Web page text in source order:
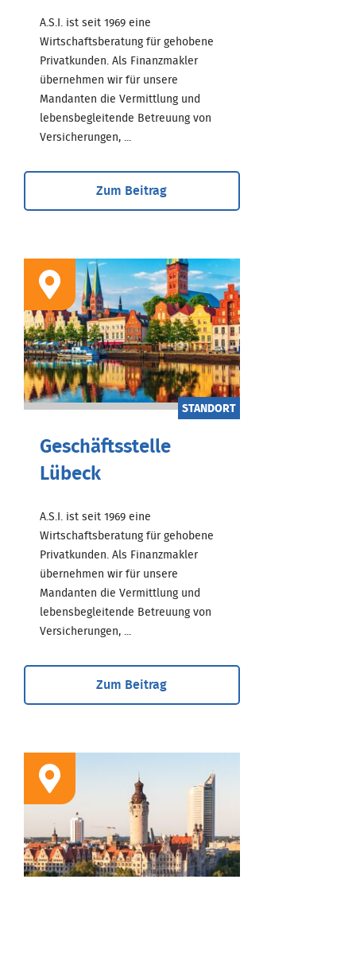
A.S.I. ist seit 1969 eine
Wirtschaftsberatung für gehobene
Privatkunden. Als Finanzmakler
übernehmen wir für unsere
Mandanten die Vermittlung und
lebensbegleitende Betreuung von
Versicherungen, ...
Zum Beitrag
STANDORT
Geschäftsstelle
Lübeck
A.S.I. ist seit 1969 eine
Wirtschaftsberatung für gehobene
Privatkunden. Als Finanzmakler
übernehmen wir für unsere
Mandanten die Vermittlung und
lebensbegleitende Betreuung von
Versicherungen, ...
Zum Beitrag